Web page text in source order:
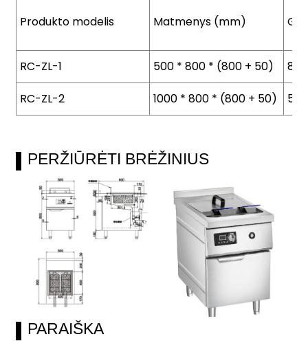
Produkto modelis Matmenys (mm)
RC-ZL-1 500 * 800 * (800 + 50)
RC-ZL-2 1000 * 800 * (800 + 50) 5
PERŽIŪRĖTI BRĖŽINIUS
PARAIŠKA